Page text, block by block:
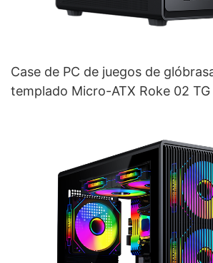
Case de PC de juegos de
templado Micro-ATX Roke 02 TG